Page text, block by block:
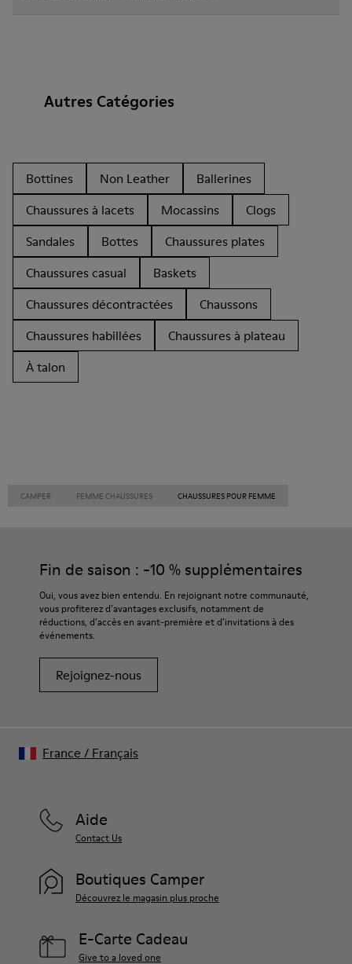
Autres Catégories
Bottines Non Leather
Ballerines
Chaussures à lacets
Mocassins
Clogs
Sandales
Bottes
Chaussures plates
Chaussures casual
Baskets
Chaussures décontractées
Chaussons
Chaussures habillées
Chaussures à plateau
À talon
CAMPER FEMME CHAUSSURES CHAUSSURES POUR FEMME
Fin de saison : -10 % supplémentaires
Oui, vous avez bien entendu. En rejoignant notre communauté,
vous profiterez d’avantages exclusifs, notamment de
réductions, d’accès en avant-première et d’invitations à des
événements.
Rejoignez-nous
Aide
Contact Us
Boutiques Camper
Découvrez le magasin plus proche
E-Carte Cadeau
Give to a loved one
France / Français